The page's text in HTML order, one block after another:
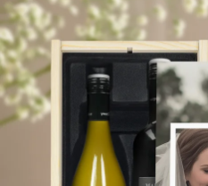
4,8 (basierend auf
Unsere Geschenke
4,8 bei Google Reviews
die wir versenden).